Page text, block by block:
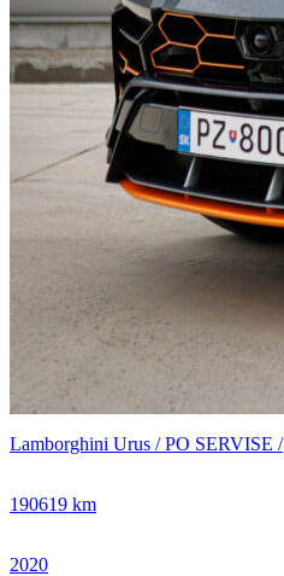
Lamborghini Urus / PO SERVISE /
190619 km
2020